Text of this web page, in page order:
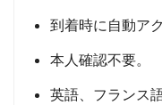
到着時に自動ア
本人確認不要。
英語、フランス